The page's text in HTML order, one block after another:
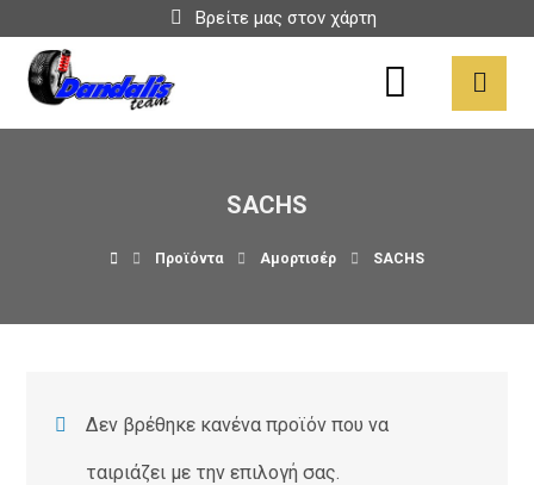
Βρείτε μας στον χάρτη
SACHS
Προϊόντα Αμορτισέρ SACHS
Δεν βρέθηκε κανένα προϊόν που να
ταιριάζει με την επιλογή σας.